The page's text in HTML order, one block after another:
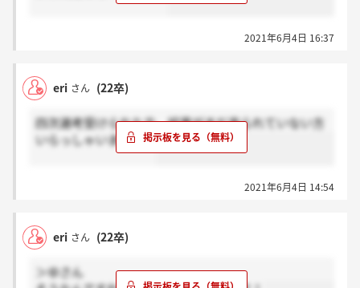
2021年6月4日 16:37
eri さん (22卒)
四次選考受けられた方、結果がまだ来られていない方
いらっしゃいますか？
2021年6月4日 14:54
eri さん (22卒)
＞ゆさん